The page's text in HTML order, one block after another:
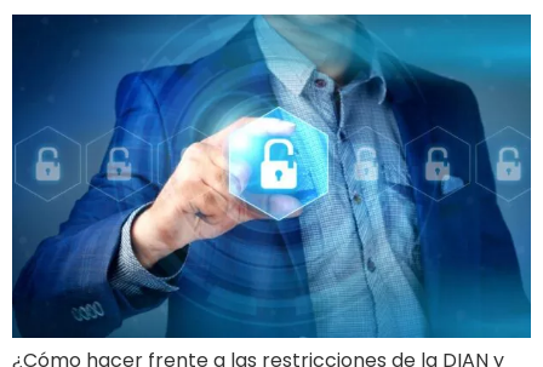
¿Cómo hacer frente a las restricciones de la DIAN y